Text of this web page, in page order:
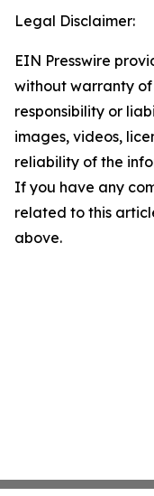
Legal Disclaimer:
EIN Presswire
without warranty
responsibility or
images, videos,
reliability of the
If you have any
related to this
above.